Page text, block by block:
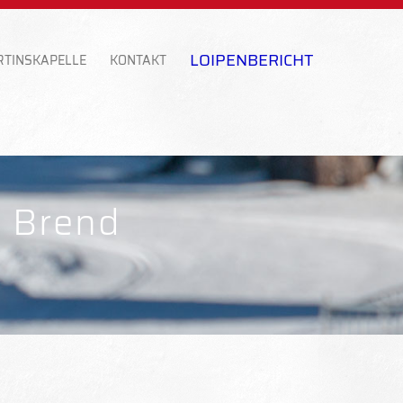
KONTAKT LOIPENBERICHT